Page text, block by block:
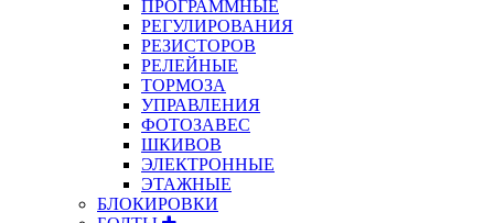
ПРОГРАММНЫЕ
РЕГУЛИРОВАНИЯ
РЕЗИСТОРОВ
РЕЛЕЙНЫЕ
ТОРМОЗА
УПРАВЛЕНИЯ
ФОТОЗАВЕС
ШКИВОВ
ЭЛЕКТРОННЫЕ
ЭТАЖНЫЕ
БЛОКИРОВКИ